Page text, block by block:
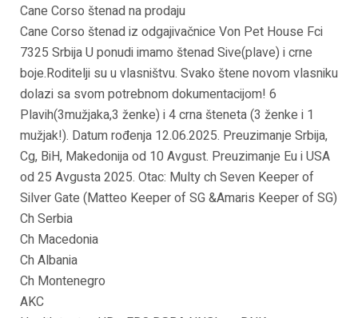
Cane Corso štenad na prodaju
Cane Corso štenad iz odgajivačnice Von Pet House Fci
7325 Srbija U ponudi imamo štenad Sive(plave) i crne
boje.Roditelji su u vlasništvu. Svako štene novom vlasniku
dolazi sa svom potrebnom dokumentacijom! 6
Plavih(3mužjaka,3 ženke) i 4 crna šteneta (3 ženke i 1
mužjak!). Datum rođenja 12.06.2025. Preuzimanje Srbija,
Cg, BiH, Makedonija od 10 Avgust. Preuzimanje Eu i USA
od 25 Avgusta 2025. Otac: Multy ch Seven Keeper of
Silver Gate (Matteo Keeper of SG &Amaris Keeper of SG)
Ch Serbia
Ch Macedonia
Ch Albania
Ch Montenegro
AKC